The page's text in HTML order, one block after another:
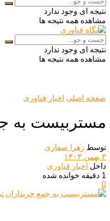
نتیجه ای وجود ندارد
مشاهده همه نتیجه ها
نتیجه ای وجود ندارد
مشاهده همه نتیجه ها
صفحه اصلی اخبار فناوری
مستربیست به
توسط زهرا صفاری
۳ بهمن ۱۴۰۳
داخل اخبار فناوری
1 دقیقه خوانده شده
0